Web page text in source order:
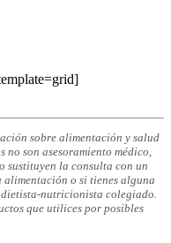
sobre alimentación y salud
son asesoramiento médico,
la consulta con un
o si tienes alguna
nutricionista colegiado.
que utilices por posibles